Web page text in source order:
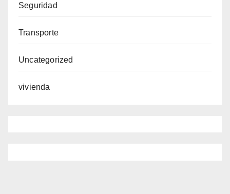
Seguridad
Transporte
Uncategorized
vivienda